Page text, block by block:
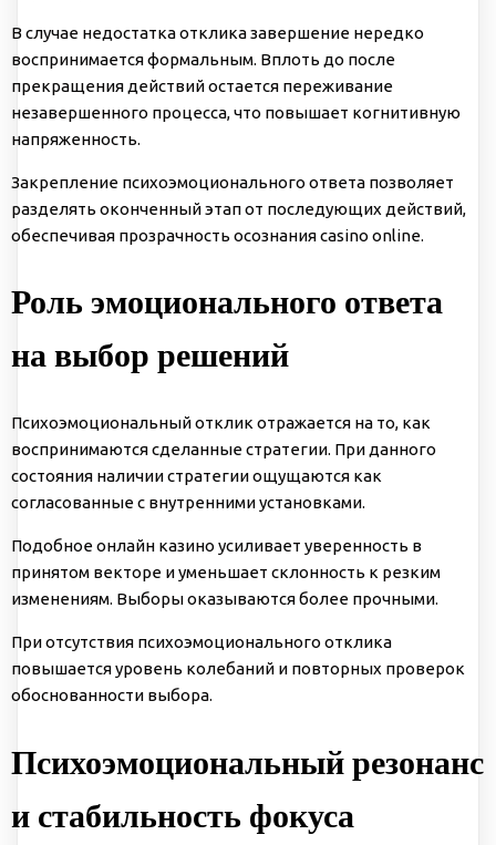
В случае недостатка отклика завершение нередко
воспринимается формальным. Вплоть до после
прекращения действий остается переживание
незавершенного процесса, что повышает когнитивную
напряженность.
Закрепление психоэмоционального ответа позволяет
разделять оконченный этап от последующих действий,
обеспечивая прозрачность осознания casino online.
Роль эмоционального ответа
на выбор решений
Психоэмоциональный отклик отражается на то, как
воспринимаются сделанные стратегии. При данного
состояния наличии стратегии ощущаются как
согласованные с внутренними установками.
Подобное онлайн казино усиливает уверенность в
принятом векторе и уменьшает склонность к резким
изменениям. Выборы оказываются более прочными.
При отсутствия психоэмоционального отклика
повышается уровень колебаний и повторных проверок
обоснованности выбора.
Психоэмоциональный резонанс
и стабильность фокуса